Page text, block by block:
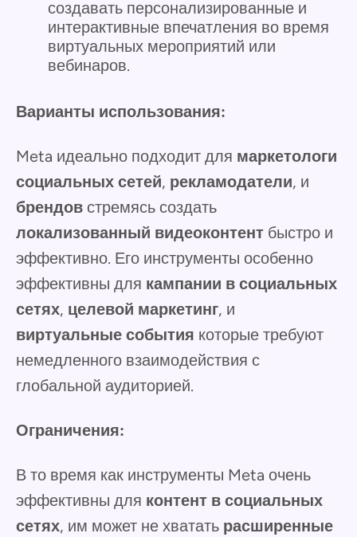
создавать персонализированные и
интерактивные впечатления во время
виртуальных мероприятий или
вебинаров.
Варианты использования:
Meta идеально подходит для маркетологи
социальных сетей, рекламодатели, и
брендов стремясь создать
локализованный видеоконтент быстро и
эффективно. Его инструменты особенно
эффективны для кампании в социальных
сетях, целевой маркетинг, и
виртуальные события которые требуют
немедленного взаимодействия с
глобальной аудиторией.
Ограничения:
В то время как инструменты Meta очень
эффективны для контент в социальных
сетях, им может не хватать расширенные